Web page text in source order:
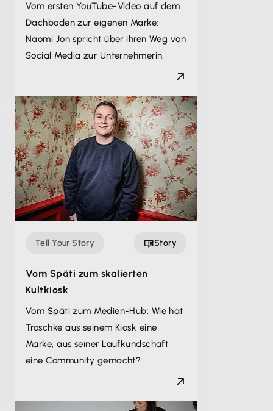
Vom ersten YouTube-Video auf dem
Dachboden zur eigenen Marke:
Naomi Jon spricht über ihren Weg von
Social Media zur Unternehmerin.
Tell Your Story Story
Vom Späti zum skalierten
Kultkiosk
Vom Späti zum Medien-Hub: Wie hat
Troschke aus seinem Kiosk eine
Marke, aus seiner Laufkundschaft
eine Community gemacht?